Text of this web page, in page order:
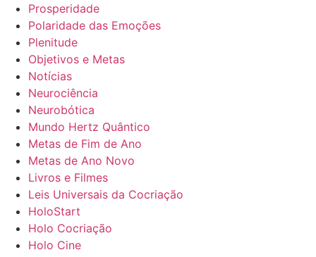
Prosperidade
Polaridade das Emoções
Plenitude
Objetivos e Metas
Notícias
Neurociência
Neurobótica
Mundo Hertz Quântico
Metas de Fim de Ano
Metas de Ano Novo
Livros e Filmes
Leis Universais da Cocriação
HoloStart
Holo Cocriação
Holo Cine